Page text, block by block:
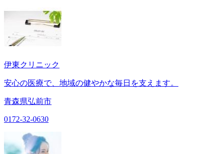
伊東クリニック
安心の医療で、地域の健やかな毎日を支えます。
青森県弘前市
0172-32-0630